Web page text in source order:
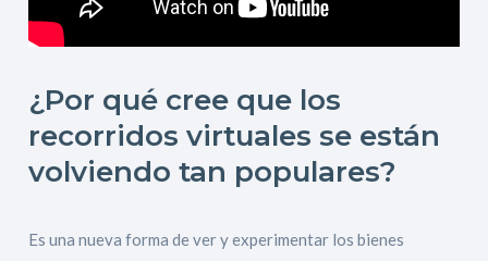
¿Por qué cree que los
recorridos virtuales se están
volviendo tan populares?
Es una nueva forma de ver y experimentar los bienes